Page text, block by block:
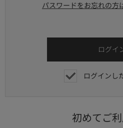
パスワードをお忘れの方
ログインし
初めてご